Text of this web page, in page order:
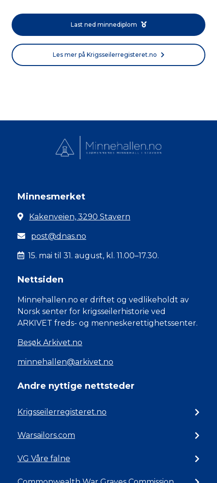
Last ned minnediplom
Les mer på Krigsseilerregisteret.no
Minnesmerket
Kakenveien, 3290 Stavern
post@dnas.no
15. mai til 31. august, kl. 11.00–17.30.
Nettsiden
Minnehallen.no er driftet og vedlikeholdt av
Norsk senter for krigsseilerhistorie ved
ARKIVET freds- og menneskerettighetssenter.
Besøk Arkivet.no
minnehallen@arkivet.no
Andre nyttige nettsteder
Krigsseilerregisteret.no
Warsailors.com
VG Våre falne